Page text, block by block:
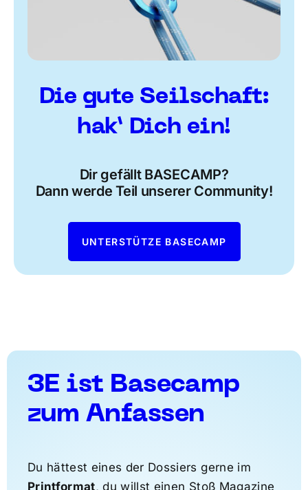
Die gute Seilschaft:
hak’ Dich ein!
Dir gefällt BASECAMP?
Dann werde Teil unserer Community!
UNTERSTÜTZE BASECAMP
3E ist Basecamp
zum Anfassen
Du hättest eines der Dossiers gerne im
Printformat, du willst einen Stoß Magazine